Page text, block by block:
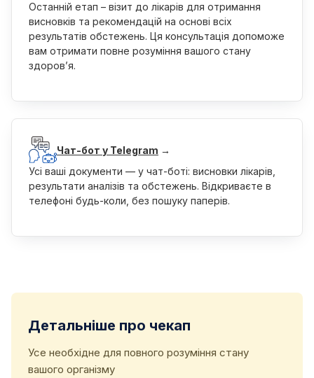
Останній етап – візит до лікарів для отримання
висновків та рекомендацій на основі всіх
результатів обстежень. Ця консультація допоможе
вам отримати повне розуміння вашого стану
здоров’я.
Чат-бот у Telegram →
Усі ваші документи — у чат-боті: висновки лікарів,
результати аналізів та обстежень. Відкриваєте в
телефоні будь-коли, без пошуку паперів.
Детальніше про чекап
Усе необхідне для повного розуміння стану
вашого організму